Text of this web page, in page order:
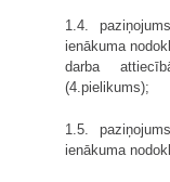
1.4.
ienākuma
darba
(4.pielikums);
1.5.
ienākuma